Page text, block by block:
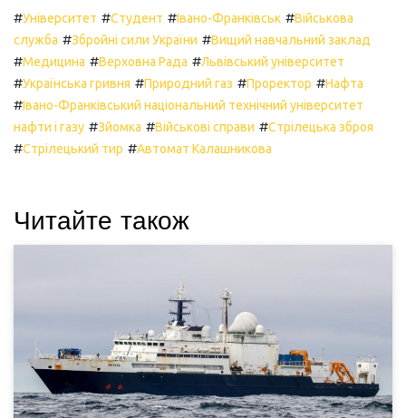
#Університет #Студент #Івано-Франківськ #Військова
служба #Збройні сили України #Вищий навчальний заклад
#Медицина #Верховна Рада #Львівський університет
#Українська гривня #Природний газ #Проректор #Нафта
#Івано-Франківський національний технічний університет
нафти і газу #Зйомка #Військові справи #Стрілецька зброя
#Стрілецький тир #Автомат Калашникова
Читайте також